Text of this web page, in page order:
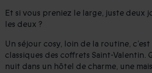
Et si vous preniez le large, juste deux
les deux ?
Un séjour cosy, loin de la routine,
classiques des coffrets Saint-Valentin.
nuit dans un hôtel de charme, une